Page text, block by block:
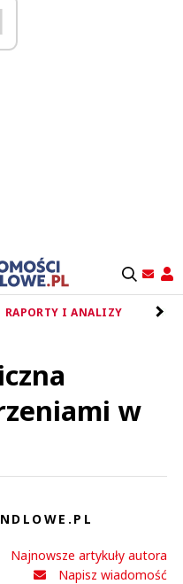
RAPORTY I ANALIZY
w
Najnowsze artykuły autora
Napisz wiadomość